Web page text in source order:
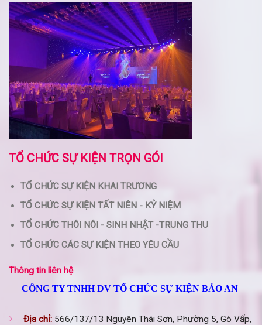
TỔ CHỨC SỰ KIỆN TRỌN GÓI
TỔ CHỨC SỰ KIỆN KHAI TRƯƠNG
TỔ CHỨC SỰ KIỆN TẤT NIÊN - KỶ NIỆM
TỔ CHỨC THÔI NÔI - SINH NHẬT -TRUNG THU
TỔ CHỨC CÁC SỰ KIỆN THEO YÊU CẦU
Thông tin liên hệ
CÔNG TY TNHH DV TỔ CHỨC SỰ KIỆN BẢO AN
Địa chỉ: 566/137/13 Nguyên Thái Sơn, Phường 5, Gò Vấp,